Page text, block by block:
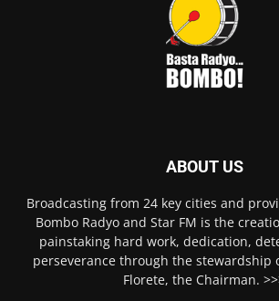
ABOUT US
Broadcasting from 24 key cities and
Bombo Radyo and Star FM is the
painstaking hard work, dedication,
perseverance through the stewardship
Florete, the Chairman.